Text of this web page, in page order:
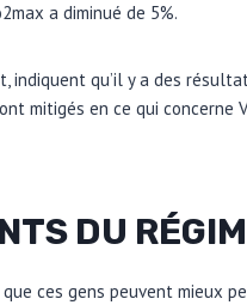
a diminué de 5%.
indiquent qu’il y a des
mitigés en ce qui concerne
DU
ces gens peuvent mieux